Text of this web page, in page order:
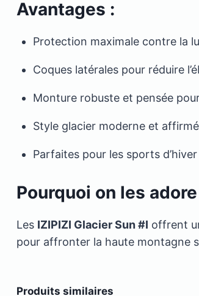
Avantages :
Protection maximale contre la
Coques latérales pour réduire
Monture robuste et pensée
Style glacier moderne et affirmé
Parfaites pour les sports d’hiver
Pourquoi on les
Les IZIPIZI Glacier Sun #I offrent
pour affronter la haute montagne
Produits similaires